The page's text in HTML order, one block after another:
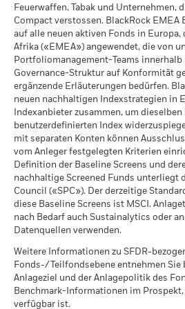
Nettoinventarwerts (NIW) mit
angezeigt, sofern vorhanden.
Währungsschwankungen kann Ihre
geringer ausfallen, falls Sie in einer
derjenigen investieren, in der die
Vergangenheit berechnet wurde.
Marktbedingungen zurückerhalten
MSCI-Daten zum impliziten
Temperaturanstieg (+0-
Per 17.Juli2026
MSCI ESG-%-Abdeckung
Per 17.Juli2026
MSCI ESG-Qualitätswert -
Perzentil Vergleichsgruppe
Per 17.Juli2026
Fonds in der
Vergleichsgruppe
Per 17.Juli2026
MSCI-Daten zur gewichteten
durchschnittlichen
Kohlenstoffintensität in
Prozent
Per 17.Juli2026
Temperaturanstieg in Prozent
Per 17.Juli2026
Per -
MSCI - Ölsand
Per -
Abdeckung der
geschäftlichen
Beteiligungen
Per -
Nicht abgedeckter
prozentualer Anteil des
Fonds
Per -
Die hierüber für Kraftwerkskohle und
werden für Unternehmen berechnet
gemäss der Definition von MSCI
ihres Umsatzes mit Kraftwerkskohle
erwirtschaften. Für Engagements in
Feuerwaffen, Tabak und Unternehmen,
Compact verstossen. BlackRock EMEA
auf alle neuen aktiven Fonds in Europa,
Afrika («EMEA») angewendet, die von
Portfoliomanagement-Teams innerhalb
Governance-Struktur auf Konformität
ergänzende Erläuterungen bedürfen.
neuen nachhaltigen Indexstrategien in
Indexanbieter zusammen, um
benutzerdefinierten Index
mit separaten Konten können
vom Anleger festgelegten Kriterien
Definition der Baseline Screens und
nachhaltige Screened Funds unterliegt
Council («SPC»). Der derzeitige
diese Baseline Screens ist MSCI.
nach Bedarf auch Sustainalytics oder
Datenquellen verwenden.
Weitere Informationen zu SFDR-
Fonds-/Teilfondsebene entnehmen Sie
Anlageziel und der Anlagepolitik des
Benchmark-Informationen im Prospekt,
verfügbar ist.